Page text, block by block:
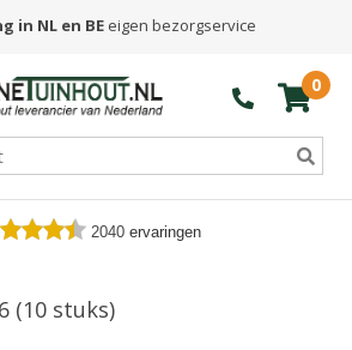
in NL en BE eigen bezorgservice
0
2040 ervaringen
(10 stuks)